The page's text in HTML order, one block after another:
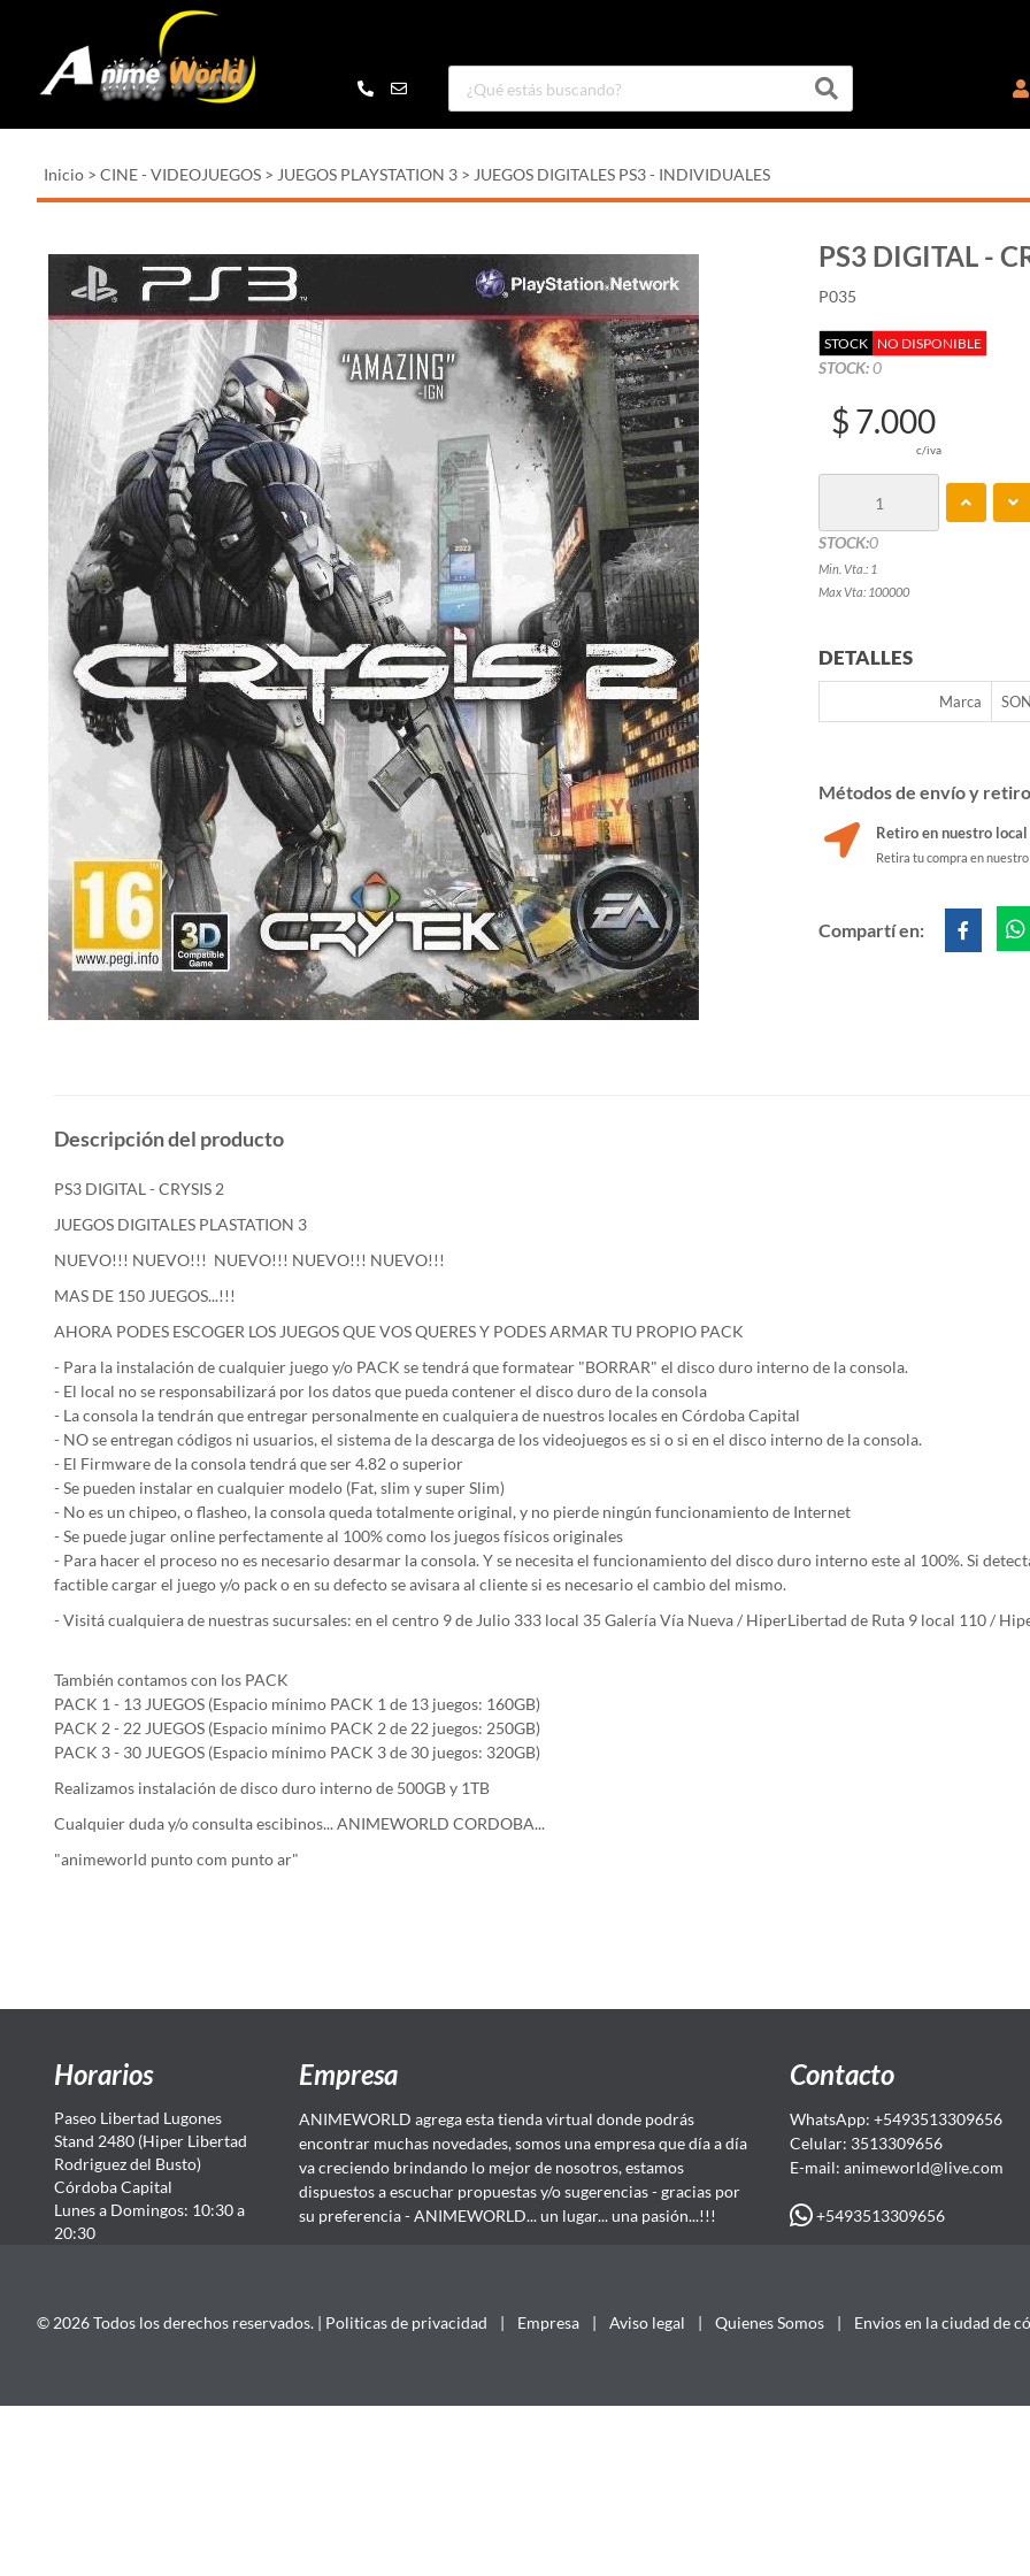
Inicio > CINE - VIDEOJUEGOS > JUEGOS PLAYSTATION 3 > JUEGOS DIGITALES PS3 - INDIVIDUALES
PS3 DIGITAL -
P035
STOCK NO DISPONIBLE
STOCK:0
$ 7.000
c/iva
STOCK:0
Min. Vta.: 1
Max Vta: 100000
DETALLES
Marca
Métodos de envío y retiro
Retiro en nuestro local
Retira tu compra en
Compartí en:
Descripción del producto
PS3 DIGITAL - CRYSIS 2
JUEGOS DIGITALES PLASTATION 3
NUEVO!!! NUEVO!!! NUEVO!!! NUEVO!!! NUEVO!!!
MAS DE 150 JUEGOS...!!!
AHORA PODES ESCOGER LOS JUEGOS QUE VOS QUERES Y PODES ARMAR TU PROPIO PACK
- Para la instalación de cualquier juego y/o PACK se tendrá que formatear "BORRAR" el disco duro interno de la consola.
- El local no se responsabilizará por los datos que pueda contener el disco duro de la consola
- La consola la tendrán que entregar personalmente en cualquiera de nuestros locales en Córdoba Capital
- NO se entregan códigos ni usuarios, el sistema de la descarga de los videojuegos es si o si en el disco interno de la consola.
- El Firmware de la consola tendrá que ser 4.82 o superior
- Se pueden instalar en cualquier modelo (Fat, slim y super Slim)
- No es un chipeo, o flasheo, la consola queda totalmente original, y no pierde ningún funcionamiento de Internet
- Se puede jugar online perfectamente al 100% como los juegos físicos originales
- Para hacer el proceso no es necesario desarmar la consola. Y se necesita el funcionamiento del disco duro interno este al 100%. Si
factible cargar el juego y/o pack o en su defecto se avisara al cliente si es necesario el cambio del mismo.
- Visitá cualquiera de nuestras sucursales: en el centro 9 de Julio 333 local 35 Galería Vía Nueva / HiperLibertad de Ruta 9 local 110 /
También contamos con los PACK
PACK 1 - 13 JUEGOS (Espacio mínimo PACK 1 de 13 juegos: 160GB)
PACK 2 - 22 JUEGOS (Espacio mínimo PACK 2 de 22 juegos: 250GB)
PACK 3 - 30 JUEGOS (Espacio mínimo PACK 3 de 30 juegos: 320GB)
Realizamos instalación de disco duro interno de 500GB y 1TB
Cualquier duda y/o consulta escibinos... ANIMEWORLD CORDOBA...
"animeworld punto com punto ar"
Horarios
Paseo Libertad Lugones
Stand 2480 (Hiper Libertad
Rodriguez del Busto)
Córdoba Capital
Lunes a Domingos: 10:30 a
20:30
Empresa
ANIMEWORLD agrega esta tienda virtual donde podrás
encontrar muchas novedades, somos una empresa que día a día
va creciendo brindando lo mejor de nosotros, estamos
dispuestos a escuchar propuestas y/o sugerencias - gracias por
su preferencia - ANIMEWORLD... un lugar... una pasión...!!!
Contacto
WhatsApp: +5493513309656
Celular: 3513309656
E-mail: animeworld@live.com
+5493513309656
© 2026 Todos los derechos reservados. | Politicas de privacidad | Empresa | Aviso legal | Quienes Somos |
Envios en la ciudad de